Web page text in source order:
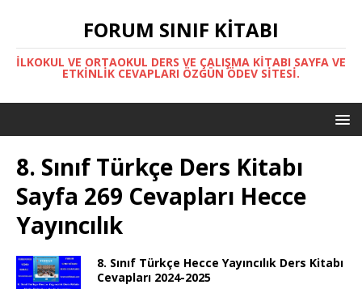
FORUM SINIF KITABI
İLKOKUL VE ORTAOKUL DERS VE ÇALIŞMA KITABI SAYFA VE
ETKINLIK CEVAPLARI ÖZGÜN ÖDEV SITESI.
8. Sınıf Türkçe Ders Kitabı
Sayfa 269 Cevapları Hecce
Yayıncılık
8. Sınıf Türkçe Hecce Yayıncılık Ders Kitabı
Cevapları 2024-2025